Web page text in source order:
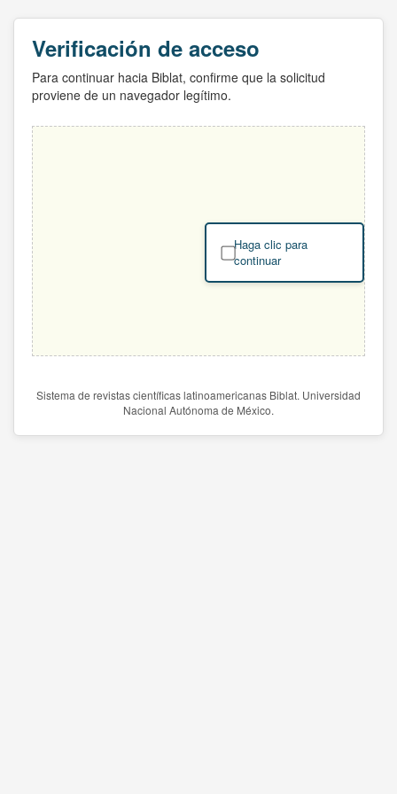
Verificación de acceso
Para continuar hacia Biblat, confirme que la solicitud
proviene de un navegador legítimo.
Haga clic para
continuar
Sistema de revistas científicas latinoamericanas Biblat. Universidad
Nacional Autónoma de México.